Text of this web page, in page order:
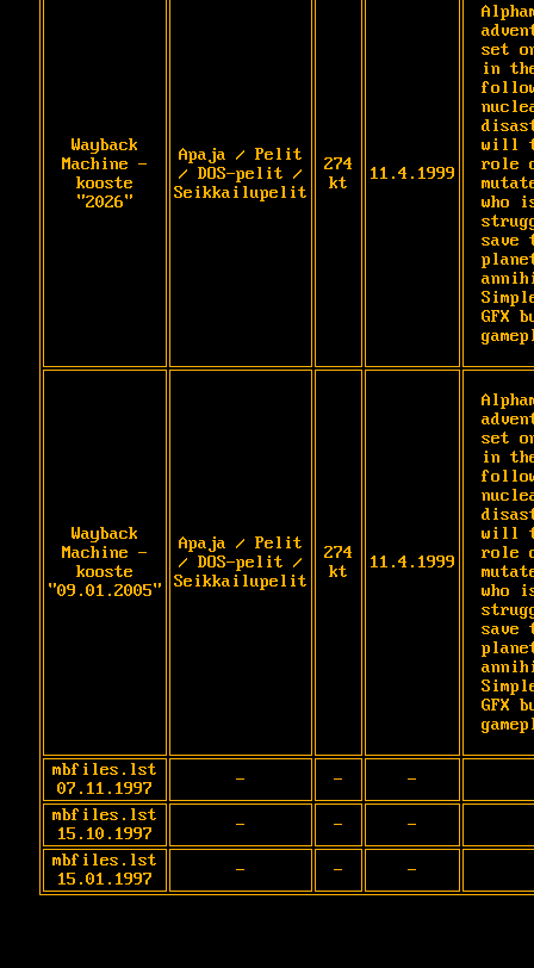
Wayback
Machine -
kooste
"2026"
Apaja / Pelit
/ DOS-pelit /
Seikkailupelit
274
kt
11.4.1999
set
in
will
role
who
save
GFX
Wayback
Machine -
kooste
"09.01.2005"
Apaja / Pelit
/ DOS-pelit /
Seikkailupelit
274
kt
11.4.1999
set
in
will
role
who
save
GFX
mbfiles.lst
07.11.1997
- -
-
mbfiles.lst
15.10.1997
- -
-
mbfiles.lst
15.01.1997
- - -